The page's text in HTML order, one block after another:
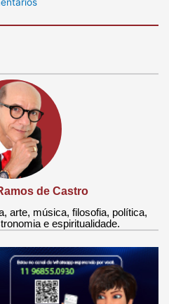
de Castro
arte, música, filosofia, política,
e espiritualidade.